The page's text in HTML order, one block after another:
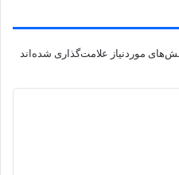
موردنیاز علامت‌گذاری شده‌اند